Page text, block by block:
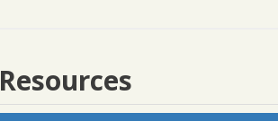
Resources